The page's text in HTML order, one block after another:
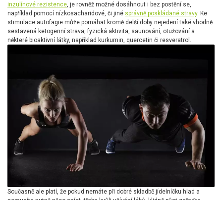
inzulínové rezistence, je rovněž možné dosáhnout i bez postění se,
například pomocí nízkosacharidové, či jiné správně poskládané stravy. Ke
stimulace autofagie může pomáhat kromě delší doby nejedení také vhodně
sestavená ketogenní strava, fyzická aktivita, saunování, otužování a
některé bioaktivní látky, například kurkumin, quercetin či resveratrol.
Současně ale platí, že pokud nemáte při dobré skladbě jídelníčku hlad a